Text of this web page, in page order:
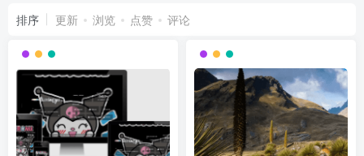
排序 更新 浏览 点赞 评论